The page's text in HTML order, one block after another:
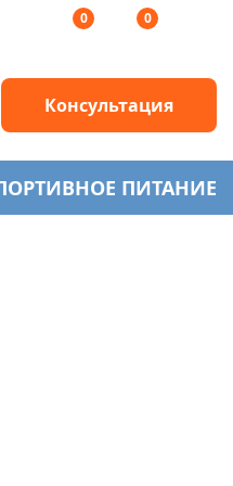
0 0
Консультация
ПИТАНИЕ